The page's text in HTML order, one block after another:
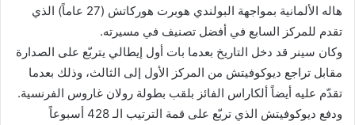
هاله الألمانية بمواجهة البولندي هوبرت هوركاتش (27 عاماً) الذي
تقدم للمركز السابع في أفضل تصنيف في مسيرته.
وكان سينر قد دخل التاريخ بعدما بات أول إيطالي يتربّع على الصدارة
مقابل تراجع ديوكوفيتش من المركز الأول إلى الثالث، وذلك بعدما
تقدّم عليه أيضاً ألكاراس الفائز بلقب بطولة رولان غاروس الفرنسية.
ودفع ديوكوفيتش الذي تربّع على قمة الترتيب الـ 428 أسبوعاً